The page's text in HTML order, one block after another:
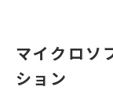
マイクロソ
ション